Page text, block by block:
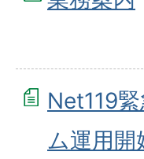
Net119
ム運用開